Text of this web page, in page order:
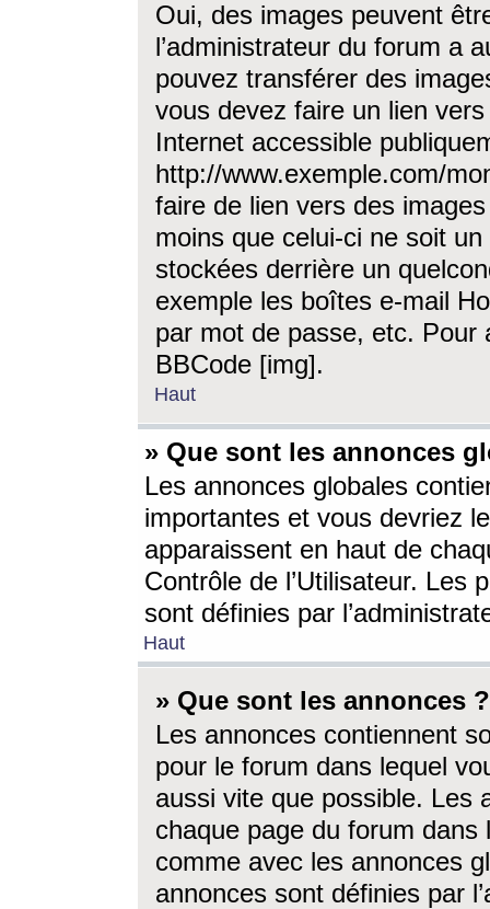
Oui, des images peuvent
l’administrateur du forum a
pouvez transférer des
vous devez faire un lien
Internet accessible
http://www.exemple.com/
faire de lien vers des
moins que celui-ci ne soit
stockées derrière un
exemple les boîtes e-mail
par mot de passe, etc. Pour
BBCode [img].
Haut
» Que sont les annonces
Les annonces globales
importantes et vous devriez
apparaissent en haut de
Contrôle de l’Utilisateur. Les
sont définies par
Haut
» Que sont les annonces ?
Les annonces contiennent
pour le forum dans lequel
aussi vite que possible. Les
chaque page du forum dans
comme avec les annonces
annonces sont définies par